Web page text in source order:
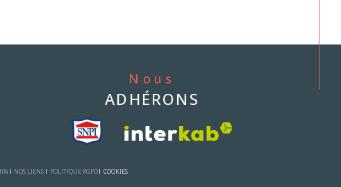
Nous
ADHÉRONS
NOS LIENS POLITIQUE RGPD COOKIES